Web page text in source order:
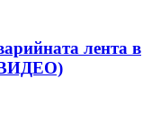
лента в